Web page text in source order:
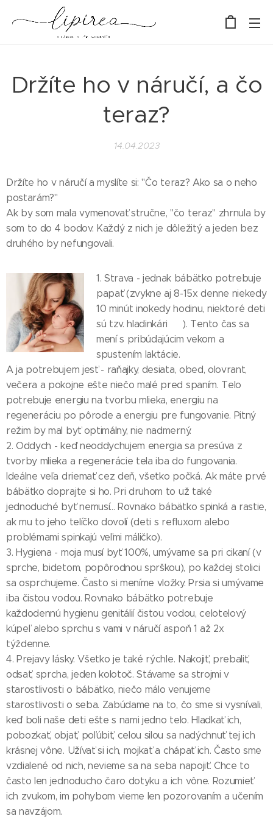
Držíte ho v náručí, a čo
teraz?
14.04.2023
Držíte ho v náručí a myslíte si: "Čo teraz? Ako sa o neho
postarám?"
Ak by som mala vymenovať stručne, "čo teraz" zhrnula by
som to do 4 bodov. Každý z nich je dôležitý a jeden bez
druhého by nefungovali.
1. Strava - jednak bábätko potrebuje
papať (zvykne aj 8-15x denne niekedy
10 minút inokedy hodinu, niektoré deti
sú tzv. hladinkári 🙃). Tento čas sa
mení s pribúdajúcim vekom a
spustením laktácie.
A ja potrebujem jesť - raňajky, desiata, obed, olovrant,
večera a pokojne ešte niečo malé pred spaním. Telo
potrebuje energiu na tvorbu mlieka, energiu na
regeneráciu po pôrode a energiu pre fungovanie. Pitný
režim by mal byť optimálny, nie nadmerný.
2. Oddych - keď neoddychujem energia sa presúva z
tvorby mlieka a regenerácie tela iba do fungovania.
Ideálne veľa driemať cez deň, všetko počká. Ak máte prvé
bábätko doprajte si ho. Pri druhom to už také
jednoduché byť nemusí... Rovnako bábätko spinká a rastie,
ak mu to jeho telíčko dovolí (deti s refluxom alebo
problémami spinkajú veľmi máličko).
3. Hygiena - moja musí byť 100%, umývame sa pri cikaní (v
sprche, bidetom, popôrodnou sprškou), po každej stolici
sa osprchujeme. Často si meníme vložky. Prsia si umývame
iba čistou vodou. Rovnako bábätko potrebuje
každodennú hygienu genitálií čistou vodou, celotelový
kúpeľ alebo sprchu s vami v náručí aspoň 1 až 2x
týždenne.
4. Prejavy lásky. Všetko je také rýchle. Nakojiť, prebaliť,
odsať, sprcha, jeden kolotoč. Stávame sa strojmi v
starostlivosti o bábätko, niečo málo venujeme
starostlivosti o seba. Zabúdame na to, čo sme si vysnívali,
keď boli naše deti ešte s nami jedno telo. Hladkať ich,
pobozkať, objať, poľúbiť, celou silou sa nadýchnuť tej ich
krásnej vône. Užívať si ich, mojkať a chápať ich. Často sme
vzdialené od nich, nevieme sa na seba napojiť. Chce to
často len jednoducho čaro dotyku a ich vône. Rozumieť
ich zvukom, im pohybom vieme len pozorovaním a učením
sa navzájom.